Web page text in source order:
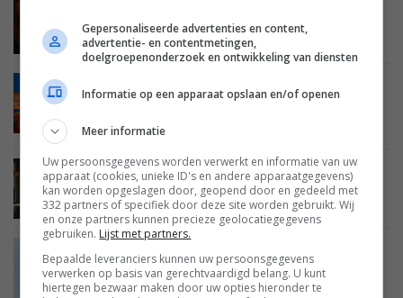
Vier Pan, Tilt en Zoom (PTZ) camera’s
vergeleken
05 DECEMBER 2023
camera
NIEUWS BEELD ACCESSOIRES 29 JUNI 2023
LG brengt camera uit voor webOS smart-tv’s
12 JUNI 2023
Eufy brengt SoloCam S220 camera met
Gepersonaliseerde advertenties en content,
advertentie- en contentmetingen,
doelgroepenonderzoek en ontwikkeling van diensten
Informatie op een apparaat opslaan en/of openen
Meer informatie
Uw persoonsgegevens worden verwerkt en informatie van uw
apparaat (cookies, unieke ID's en andere apparaatgegevens)
kan worden opgeslagen door, geopend door en gedeeld met
332 partners of specifiek door deze site worden gebruikt. Wij
en onze partners kunnen precieze geolocatiegegevens
gebruiken. Lijst met partners.
Bepaalde leveranciers kunnen uw persoonsgegevens
verwerken op basis van gerechtvaardigd belang. U kunt
hiertegen bezwaar maken door uw opties hieronder te